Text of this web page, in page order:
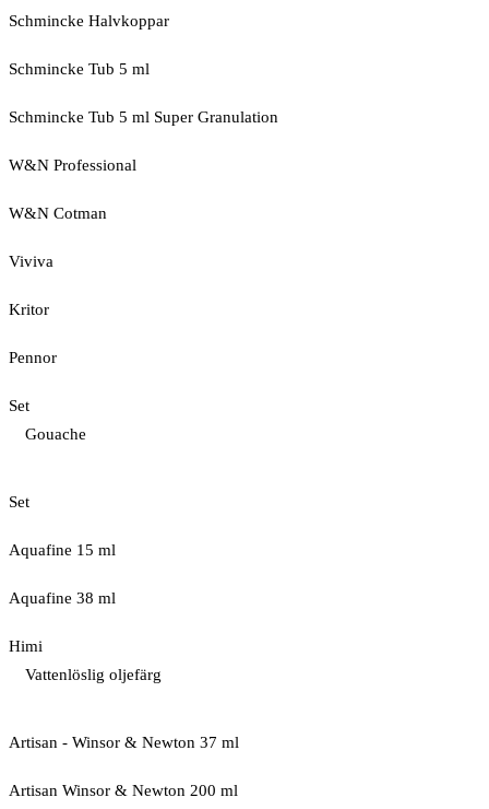
Schmincke Halvkoppar
Schmincke Tub 5 ml
Schmincke Tub 5 ml Super Granulation
W&N Professional
W&N Cotman
Viviva
Kritor
Pennor
Set
Gouache
Set
Aquafine 15 ml
Aquafine 38 ml
Himi
Vattenlöslig oljefärg
Artisan - Winsor & Newton 37 ml
Artisan Winsor & Newton 200 ml